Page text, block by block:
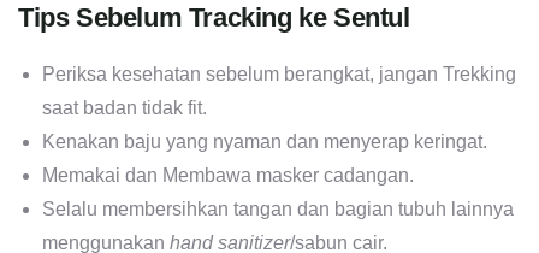
Tips Sebelum Tracking ke Sentul
Periksa kesehatan sebelum berangkat, jangan Trekking
saat badan tidak fit.
Kenakan baju yang nyaman dan menyerap keringat.
Memakai dan Membawa masker cadangan.
Selalu membersihkan tangan dan bagian tubuh lainnya
menggunakan hand sanitizer/sabun cair.